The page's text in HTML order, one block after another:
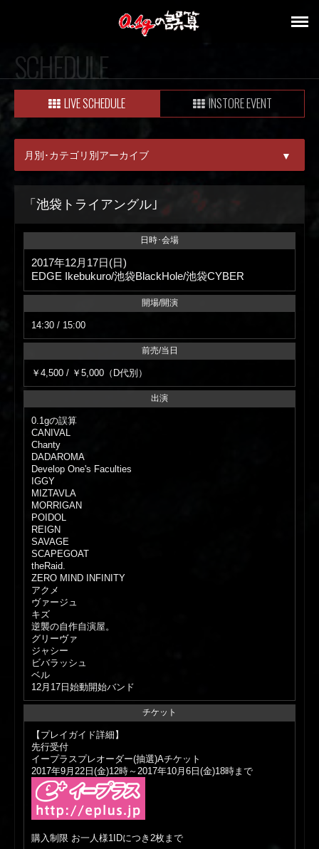
SCHEDULE
LIVE SCHEDULE INSTORE EVENT
月別･カテゴリ別アーカイブ ▼
ALL
09月
「池袋トライアングル｣
日時･会場
2017年12月17日(日)
EDGE Ikebukuro/池袋BlackHole/池袋CYBER
開場/開演
14:30 / 15:00
前売/当日
￥4,500 / ￥5,000（D代別）
出演
0.1gの誤算
CANIVAL
Chanty
DADAROMA
Develop One's Faculties
IGGY
MIZTAVLA
MORRIGAN
POIDOL
REIGN
SAVAGE
SCAPEGOAT
theRaid.
ZERO MIND INFINITY
アクメ
ヴァージュ
キズ
逆襲の自作自演屋。
グリーヴァ
ジャシー
ビバラッシュ
ベル
12月17日始動開始バンド
チケット
【プレイガイド詳細】
先行受付
イープラスプレオーダー(抽選)Aチケット
2017年9月22日(金)12時～2017年10月6日(金)18時まで
購入制限 お一人様1IDにつき2枚まで